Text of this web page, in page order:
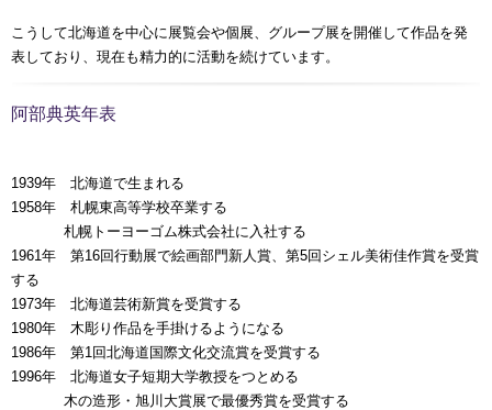
こうして北海道を中心に展覧会や個展、グループ展を開催して作品を発
表しており、現在も精力的に活動を続けています。
阿部典英年表
1939年 北海道で生まれる
1958年 札幌東高等学校卒業する
札幌トーヨーゴム株式会社に入社する
1961年 第16回行動展で絵画部門新人賞、第5回シェル美術佳作賞を受賞
する
1973年 北海道芸術新賞を受賞する
1980年 木彫り作品を手掛けるようになる
1986年 第1回北海道国際文化交流賞を受賞する
1996年 北海道女子短期大学教授をつとめる
木の造形・旭川大賞展で最優秀賞を受賞する